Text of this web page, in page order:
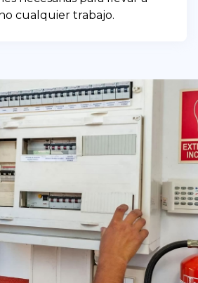
cualquier trabajo.